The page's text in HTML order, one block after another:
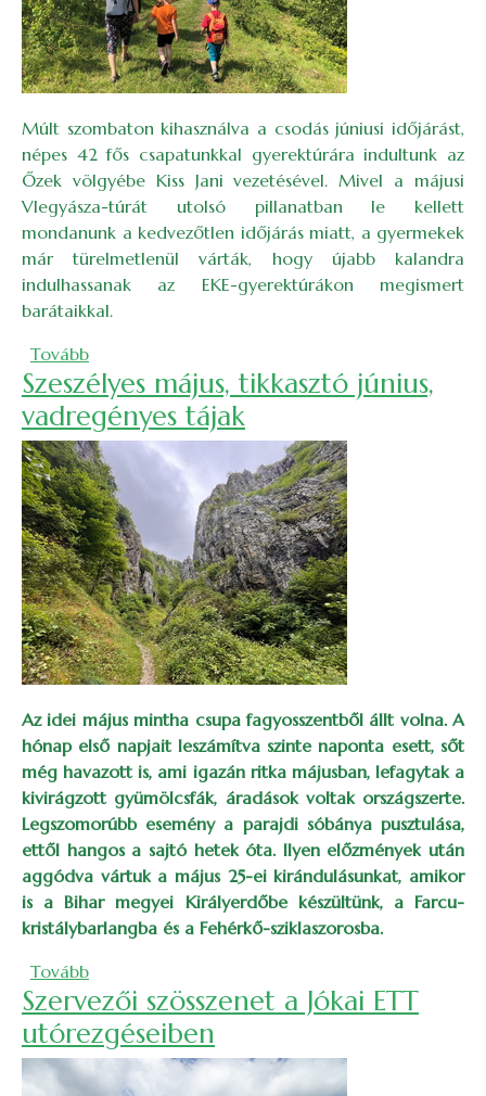
Múlt szombaton kihasználva a csodás júniusi időjárást,
népes 42 fős csapatunkkal gyerektúrára indultunk az
Őzek völgyébe Kiss Jani vezetésével. Mivel a májusi
Vlegyásza-túrát utolsó pillanatban le kellett
mondanunk a kedvezőtlen időjárás miatt, a gyermekek
már türelmetlenül várták, hogy újabb kalandra
indulhassanak az EKE-gyerektúrákon megismert
barátaikkal.
Tovább(Gyerektúra júniusi kánikulában, fák hűsítő
Szeszélyes május, tikkasztó június,
vadregényes tájak
Az idei május mintha csupa fagyosszentből állt volna. A
hónap első napjait leszámítva szinte naponta esett, sőt
még havazott is, ami igazán ritka májusban, lefagytak a
kivirágzott gyümölcsfák, áradások voltak országszerte.
Legszomorúbb esemény a parajdi sóbánya pusztulása,
ettől hangos a sajtó hetek óta. Ilyen előzmények után
aggódva vártuk a május 25-ei kirándulásunkat, amikor
is a Bihar megyei Királyerdőbe készültünk, a Farcu-
kristálybarlangba és a Fehérkő-sziklaszorosba.
Tovább(Szeszélyes május, tikkasztó június, vadregényes
Szervezői szösszenet a Jókai ETT
utórezgéseiben